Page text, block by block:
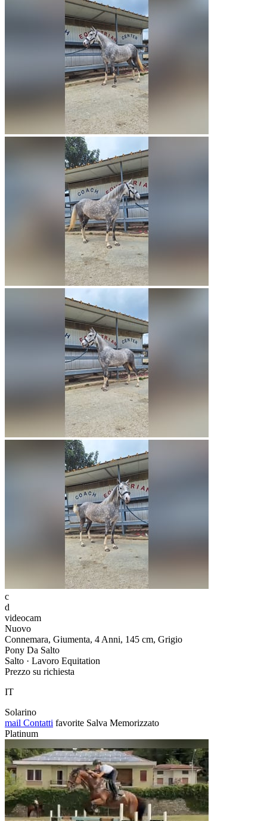
c
d
videocam
Nuovo
Connemara, Giumenta, 4 Anni, 145 cm, Grigio
Pony Da Salto
Salto · Lavoro Equitation
Prezzo su richiesta
IT
Solarino
mail Contatti favorite Salva Memorizzato
Platinum